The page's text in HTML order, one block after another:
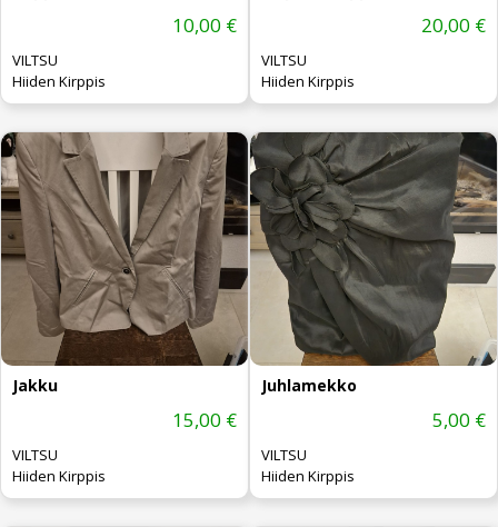
10,00 €
VILTSU
Hiiden Kirppis
20,00 €
VILTSU
Hiiden Kirppis
Jakku
15,00 €
VILTSU
Hiiden Kirppis
Juhlamekko
5,00 €
VILTSU
Hiiden Kirppis